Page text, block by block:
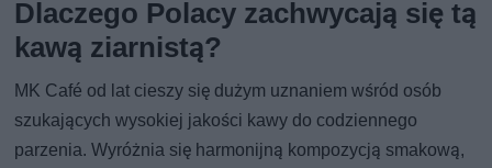
Dlaczego Polacy zachwycają się tą
kawą ziarnistą?
MK Café od lat cieszy się dużym uznaniem wśród osób
szukających wysokiej jakości kawy do codziennego
parzenia. Wyróżnia się harmonijną kompozycją smakową,